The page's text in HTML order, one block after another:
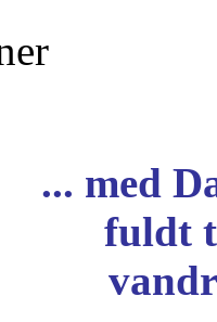
... med
fuldt